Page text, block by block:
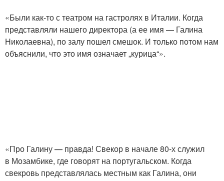
«Были как-то с театром на гастролях в Италии. Когда
представляли нашего директора (а ее имя — Галина
Николаевна), по залу пошел смешок. И только потом нам
объяснили, что это имя означает „курица“».
«Про Галину — правда! Свекор в начале 80-х служил
в Мозамбике, где говорят на португальском. Когда
свекровь представлялась местным как Галина, они